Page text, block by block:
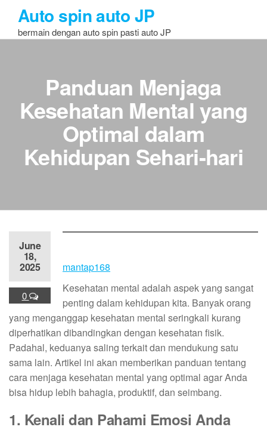
the
Auto spin auto JP
bermain dengan auto spin pasti auto JP
Panduan Menjaga
Kesehatan Mental yang
Optimal dalam
Kehidupan Sehari-hari
June
18,
2025
0
mantap168
Kesehatan mental adalah aspek yang sangat
penting dalam kehidupan kita. Banyak orang
yang menganggap kesehatan mental seringkali kurang
diperhatikan dibandingkan dengan kesehatan fisik.
Padahal, keduanya saling terkait dan mendukung satu
sama lain. Artikel ini akan memberikan panduan tentang
cara menjaga kesehatan mental yang optimal agar Anda
bisa hidup lebih bahagia, produktif, dan seimbang.
1. Kenali dan Pahami Emosi Anda